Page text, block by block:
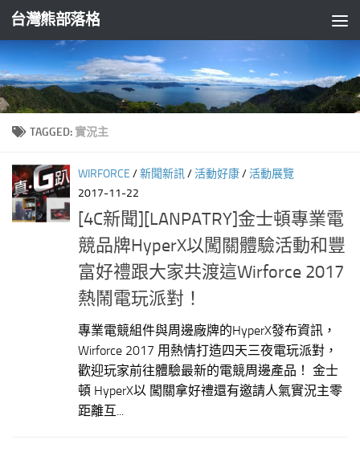
Skip to content
台灣熊部落格
TAGGED:實況主
WIRFORCE /新聞新訊/活動好康/活動展覽
2017-11-22
[4C新聞][LANPATRY]金士頓專業電
競品牌HyperX以闖關體驗活動和豐
富好禮跟大家共渡這Wirforce 2017
熱鬧電玩派對！
專業電競組件與周邊廠牌的HyperX發布資訊，
Wirforce 2017 用熱情打造四天三夜電玩派對，
歡迎玩家前往體驗最新的電競周邊產品！ 金士
頓 HyperX以 闖關拿好禮還有邀請人氣實況主零
距離互...